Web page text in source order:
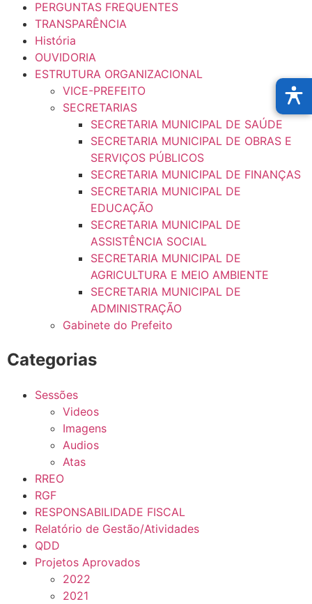
PERGUNTAS FREQUENTES
TRANSPARÊNCIA
História
OUVIDORIA
ESTRUTURA ORGANIZACIONAL
VICE-PREFEITO
SECRETARIAS
SECRETARIA MUNICIPAL DE SAÚDE
SECRETARIA MUNICIPAL DE OBRAS E
SERVIÇOS PÚBLICOS
SECRETARIA MUNICIPAL DE FINANÇAS
SECRETARIA MUNICIPAL DE
EDUCAÇÃO
SECRETARIA MUNICIPAL DE
ASSISTÊNCIA SOCIAL
SECRETARIA MUNICIPAL DE
AGRICULTURA E MEIO AMBIENTE
SECRETARIA MUNICIPAL DE
ADMINISTRAÇÃO
Gabinete do Prefeito
Categorias
Sessões
Videos
Imagens
Audios
Atas
RREO
RGF
RESPONSABILIDADE FISCAL
Relatório de Gestão/Atividades
QDD
Projetos Aprovados
2022
2021